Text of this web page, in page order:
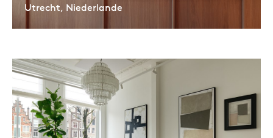
Utrecht, Niederlande